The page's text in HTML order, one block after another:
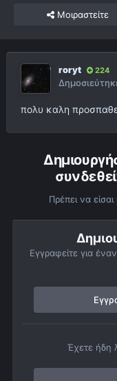
Μοιραστείτε
roryt 224
πολυ καλη
Πρέπει να
Εγγραφείτε για
Έχετε ήδη